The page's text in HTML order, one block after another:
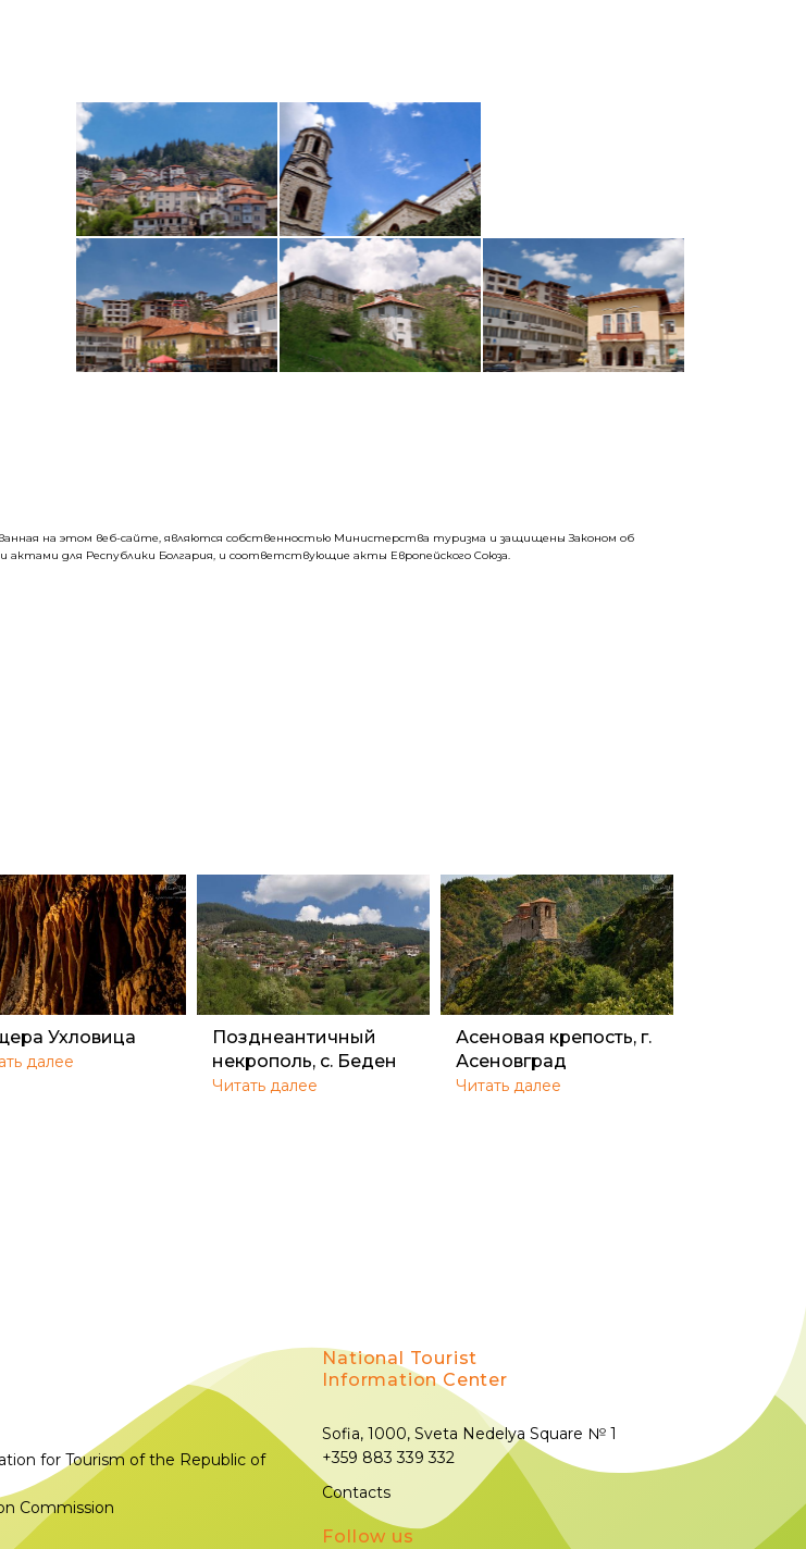
на этом веб-сайте, являются собственностью Министерства туризма и защищены Законом об
для Республики Болгария, и соответствующие акты Европейского Союза.
Ухловица
далее
Позднеантичный
некрополь, с. Беден
Читать далее
Асеновая крепость, г.
Асеновград
Читать далее
for Tourism of the Republic of
Commission
National Tourist
Information Center
Sofia, 1000, Sveta Nedelya Square № 1
+359 883 339 332
Contacts
Follow us